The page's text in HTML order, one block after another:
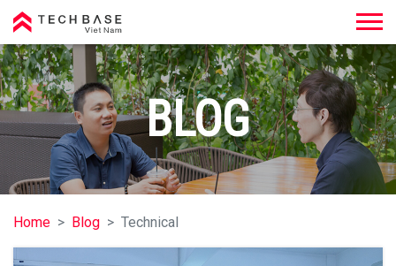
BLOG
Home Blog Technical